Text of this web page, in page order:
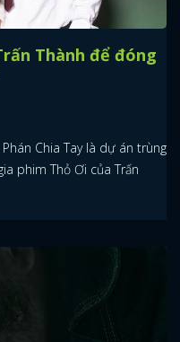
Thành để đóng
Chia Tay là dự án trùng
phim Thỏ Ơi của Trấn